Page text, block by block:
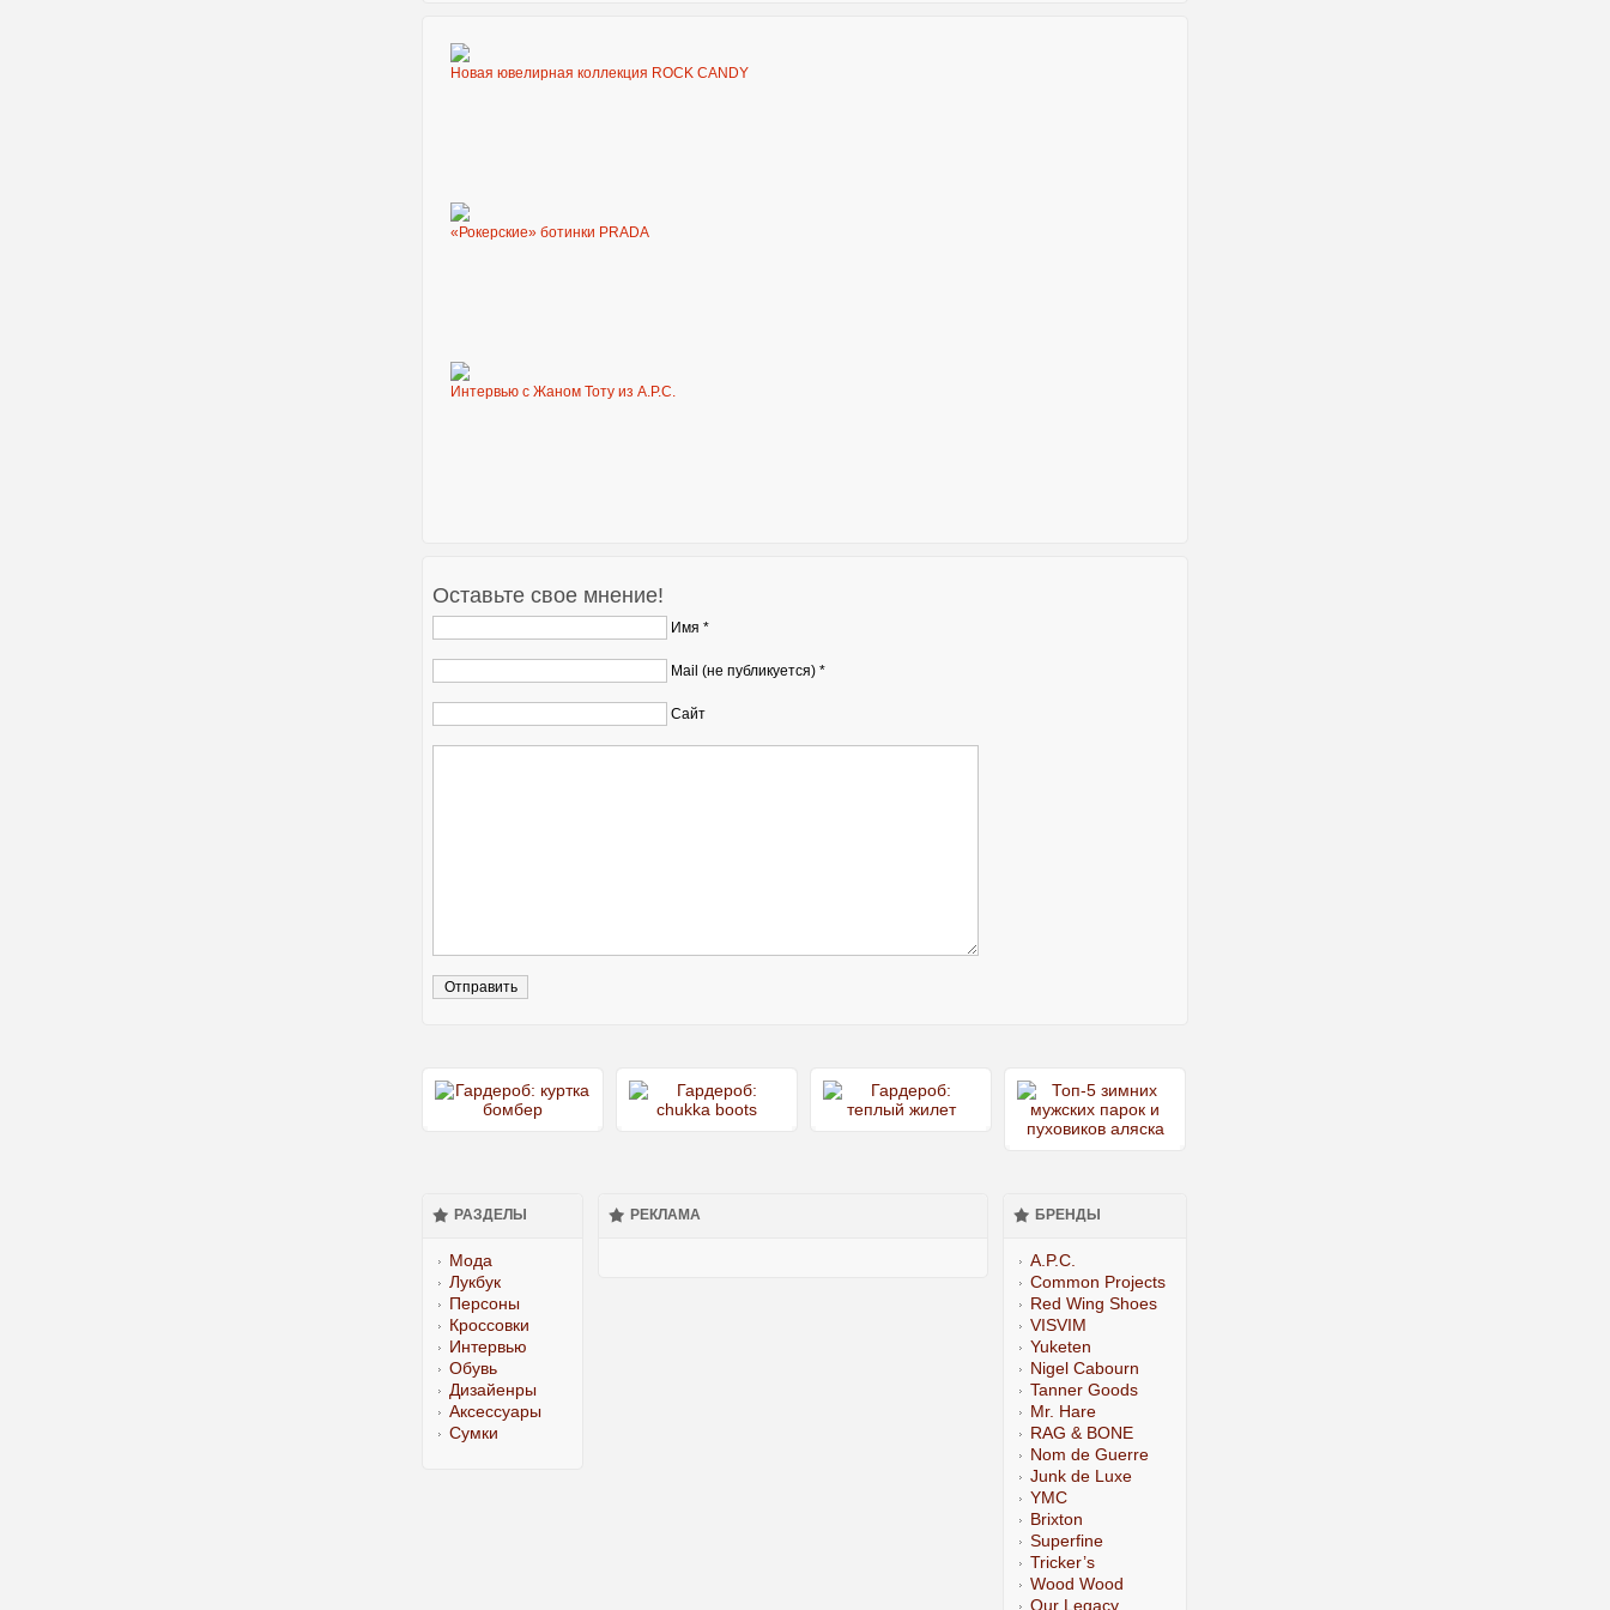
Новая ювелирная коллекция ROCK CANDY
«Рокерские» ботинки PRADA
Интервью с Жаном Тоту из A.P.C.
Оставьте свое мнение!
Имя *
Mail (не публикуется) *
Сайт
РАЗДЕЛЫ
Мода
Лукбук
Персоны
Кроссовки
Интервью
Обувь
Дизайенры
Аксессуары
Сумки
РЕКЛАМА БРЕНДЫ
A.P.C.
Common Projects
Red Wing Shoes
VISVIM
Yuketen
Nigel Cabourn
Tanner Goods
Mr. Hare
RAG & BONE
Nom de Guerre
Junk de Luxe
YMC
Brixton
Superfine
Tricker’s
Wood Wood
Our Legacy